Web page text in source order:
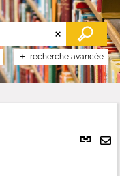
recherche avancée
Lien